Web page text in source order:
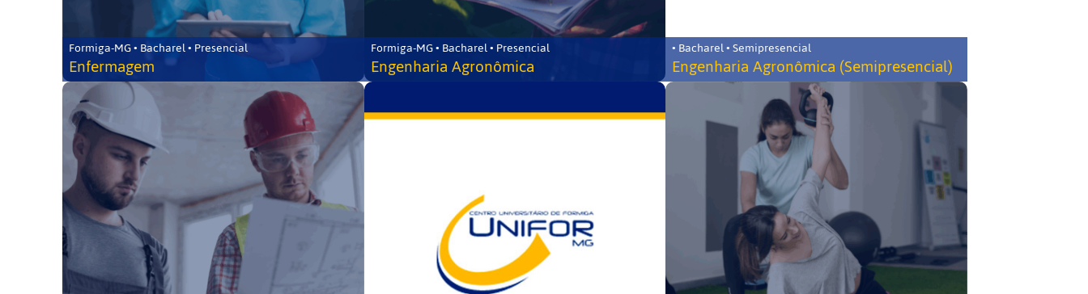
Formiga-MG • Bacharel • Presencial
Enfermagem
Formiga-MG • Bacharel • Presencial
Engenharia Agronômica
• Bacharel • Semipresencial
Engenharia Agronômica (Semipresencial)